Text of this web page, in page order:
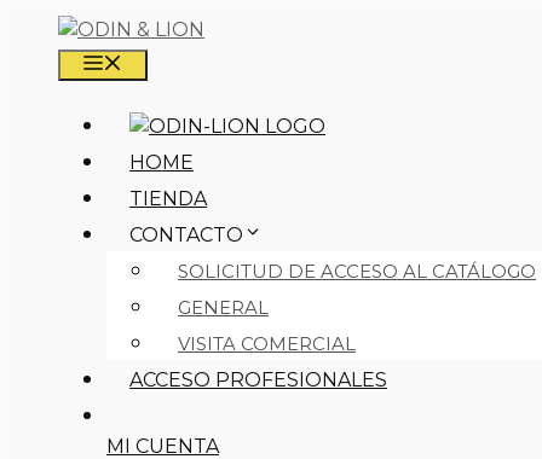
Saltar
HOME
TIENDA
CONTACTO
SOLICITUD DE ACCESO AL CATÁLOGO
GENERAL
VISITA COMERCIAL
ACCESO PROFESIONALES
MI CUENTA